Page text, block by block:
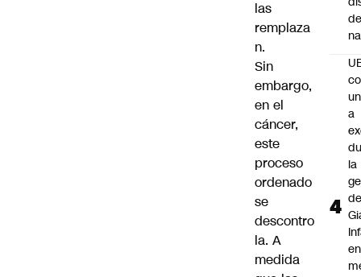
las
remplaza
n.
Sin
embargo,
en el
cáncer,
este
proceso
ordenado
se
descontro
la. A
medida
a
la
de
en